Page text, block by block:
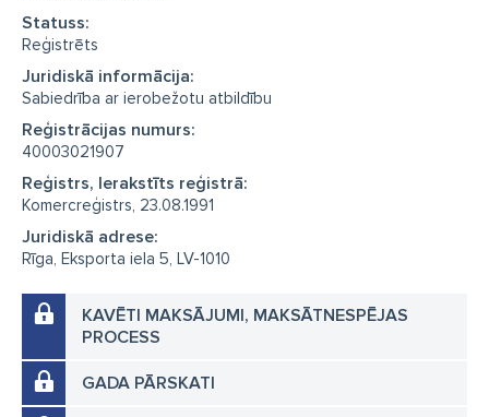
Statuss:
Reģistrēts
Juridiskā informācija:
Sabiedrība ar ierobežotu atbildību
Reģistrācijas numurs:
40003021907
Reģistrs, Ierakstīts reģistrā:
Komercreģistrs, 23.08.1991
Juridiskā adrese:
Rīga, Eksporta iela 5, LV-1010
KAVĒTI MAKSĀJUMI, MAKSĀTNESPĒJAS
PROCESS
GADA PĀRSKATI